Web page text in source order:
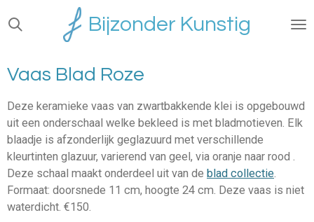
Ga
direct
de
hoofdinhoud
Bijzonder Kunstig
Vaas Blad Roze
Deze keramieke vaas van zwartbakkende klei is opgebouwd
uit een onderschaal welke bekleed is met bladmotieven. Elk
blaadje is afzonderlijk geglazuurd met verschillende
kleurtinten glazuur, varierend van geel, via oranje naar rood .
Deze schaal maakt onderdeel uit van de blad collectie.
Formaat: doorsnede 11 cm, hoogte 24 cm. Deze vaas is niet
waterdicht. €150.